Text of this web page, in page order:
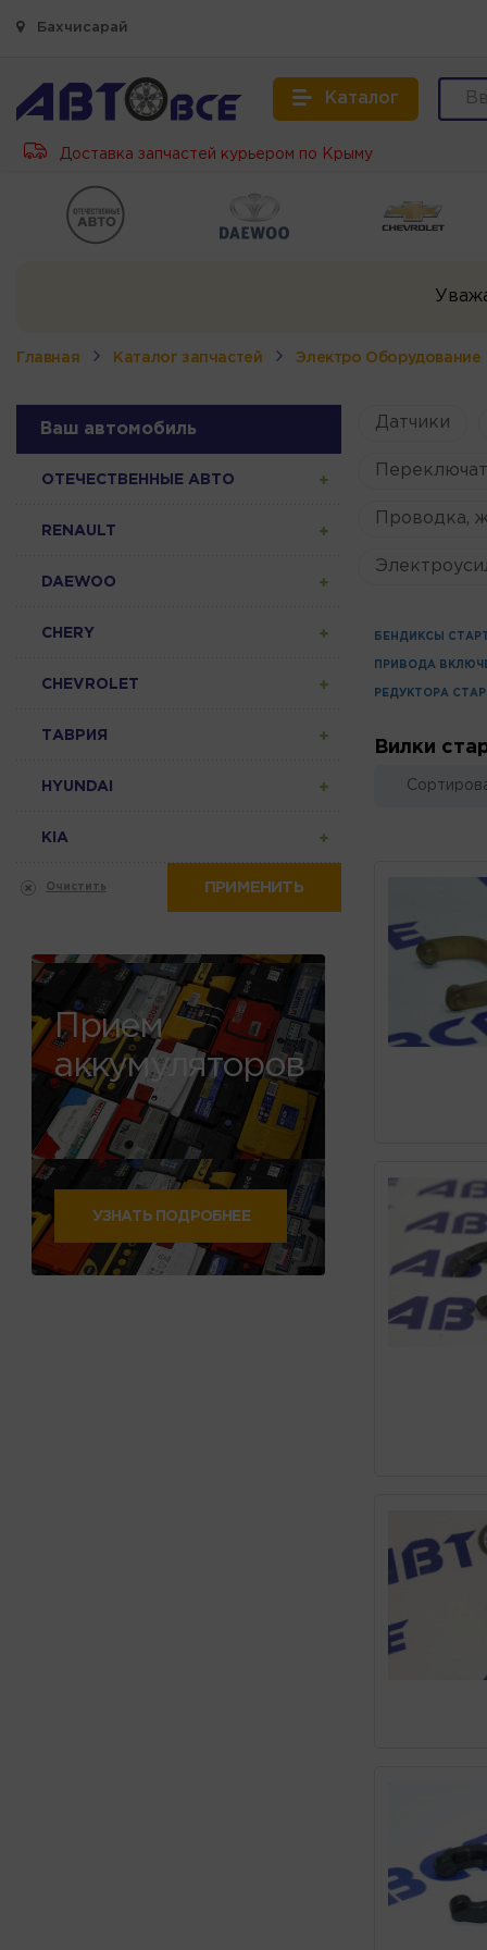
Бахчисарай
Каталог
Доставка запчастей курьером по Крыму
Главная Каталог запчастей Электро Оборудование
Ваш автомобиль
ОТЕЧЕСТВЕННЫЕ АВТО
RENAULT
DAEWOO
CHERY
CHEVROLET
ТАВРИЯ
HYUNDAI
KIA
Очистить ПРИМЕНИТЬ
Прием
аккумуляторов
УЗНАТЬ ПОДРОБНЕЕ
Датчики
Проводка,
БЕНДИКСЫ
ПРИВОДА
РЕДУКТОРА
Вилки